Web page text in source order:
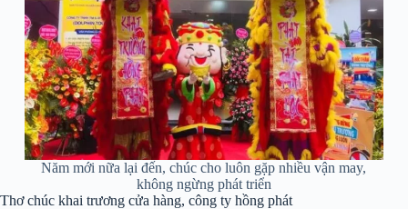
Năm mới nữa lại đến, chúc cho luôn gặp nhiều vận may,
không ngừng phát triển
Thơ chúc khai trương cửa hàng, công ty hồng phát